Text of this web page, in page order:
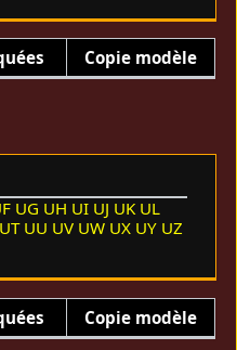
Copie modèle
UG UH UI UJ UK UL
UT UU UV UW UX UY UZ
Copie modèle